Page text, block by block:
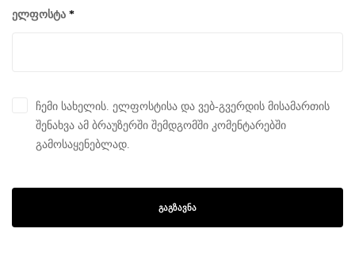
ელფოსტა *
ჩემი სახელის. ელფოსტისა და ვებ-გვერდის მისამართის
შენახვა ამ ბრაუზერში შემდგომში კომენტარებში
გამოსაყენებლად.